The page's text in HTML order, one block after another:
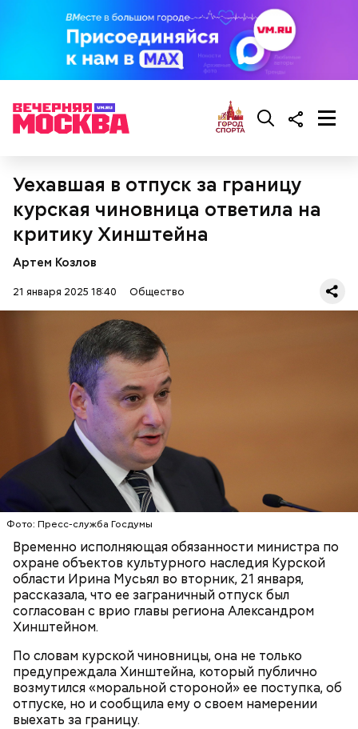
Уехавшая в отпуск за границу
курская чиновница ответила на
критику Хинштейна
Артем Козлов
21 января 2025 18:40 Общество
Фото: Пресс-служба Госдумы
Временно исполняющая обязанности министра по
охране объектов культурного наследия Курской
области Ирина Мусьял во вторник, 21 января,
рассказала, что ее заграничный отпуск был
согласован с врио главы региона Александром
Хинштейном.
По словам курской чиновницы, она не только
предупреждала Хинштейна, который публично
возмутился «моральной стороной» ее поступка, об
отпуске, но и сообщила ему о своем намерении
выехать за границу.
Ингредиенты:
кабачок;
брынза;
продукты и напитки, которые
выводят токсины из организма
Ранние плоды, по словам врача, лучше не есть:
беременным, кормящим женщинам;
людям с ослабленной иммунной системой;
пожилым;
— Там может содержаться огромное количество
нитратов, которое вызовет головокружение,
гипоксию и ухудшение физического состояния, —
предостерегла Соломатина.
рака: чем полезен кресс-салат